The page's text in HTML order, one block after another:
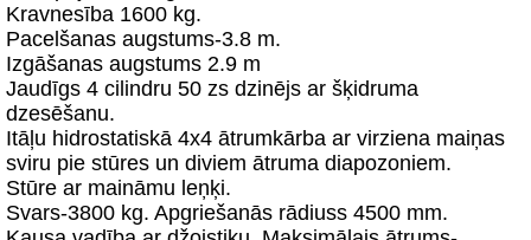
Kravnesība 1600 kg.
Pacelšanas augstums-3.8 m.
Izgāšanas augstums 2.9 m
Jaudīgs 4 cilindru 50 zs dzinējs ar šķidruma
dzesēšanu.
Itāļu hidrostatiskā 4x4 ātrumkārba ar virziena maiņas
sviru pie stūres un diviem ātruma diapozoniem.
Stūre ar maināmu leņķi.
Svars-3800 kg. Apgriešanās rādiuss 4500 mm.